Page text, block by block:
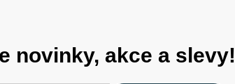
novinky, akce a slevy!